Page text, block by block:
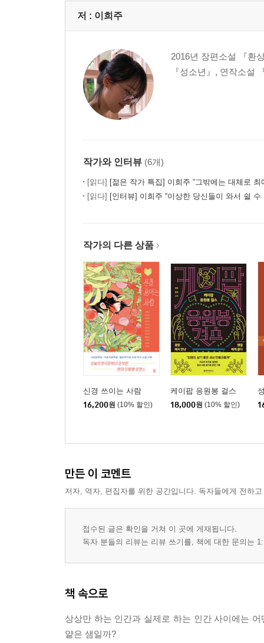
저 : 이희주
2016년 장편소설 『환
『성소년』, 연작소설
작가와 인터뷰 (6개)
[읽다] [젊은 작가 특집] 이희주 “그밖에는 대체로 최애의
[읽다] [인터뷰] 이희주 “이상한 당신들이 와서 쉴 수 있는 세계에
작가의 다른 상품
신경 쓰이는 사람
16,200원 (10% 할인)
케이팝 응원봉 걸스
18,000원 (10% 할인)
만든 이 코멘트
저자, 역자, 편집자를 위한 공간입니다. 독자들에게 전하
접수된 글은 확인을 거쳐 이 곳에 게재됩니다.
독자 분들의 리뷰는 리뷰 쓰기를, 책에 대한 문의는
책 속으로
상상만 하는 인간과 실제로 하는 인간 사이에는
얕은 샘일까?